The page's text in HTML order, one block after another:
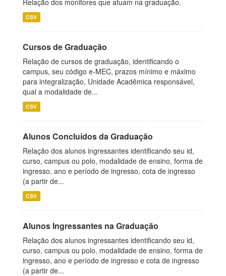
Relação dos monitores que atuam na graduação.
CSV
Cursos de Graduação
Relação de cursos de graduação, identificando o
campus, seu código e-MEC, prazos mínimo e máximo
para integralização, Unidade Acadêmica responsável,
qual a modalidade de...
CSV
Alunos Concluídos da Graduação
Relação dos alunos ingressantes identificando seu id,
curso, campus ou polo, modalidade de ensino, forma de
ingresso, ano e período de ingresso, cota de ingresso
(a partir de...
CSV
Alunos Ingressantes na Graduação
Relação dos alunos ingressantes identificando seu id,
curso, campus ou polo, modalidade de ensino, forma de
ingresso, ano e período de ingresso e cota de ingresso
(a partir de...